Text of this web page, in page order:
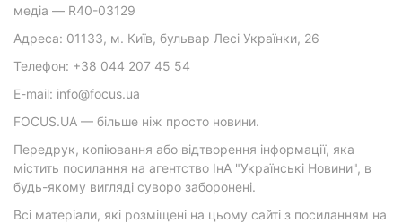
медіа — R40-03129
Адреса: 01133, м. Київ, бульвар Лесі Українки, 26
Телефон: +38 044 207 45 54
E-mail: info@focus.ua
FOCUS.UA — більше ніж просто новини.
Передрук, копіювання або відтворення інформації, яка
містить посилання на агентство ІнА "Українські Новини", в
будь-якому вигляді суворо заборонені.
Всі матеріали, які розміщені на цьому сайті з посиланням на